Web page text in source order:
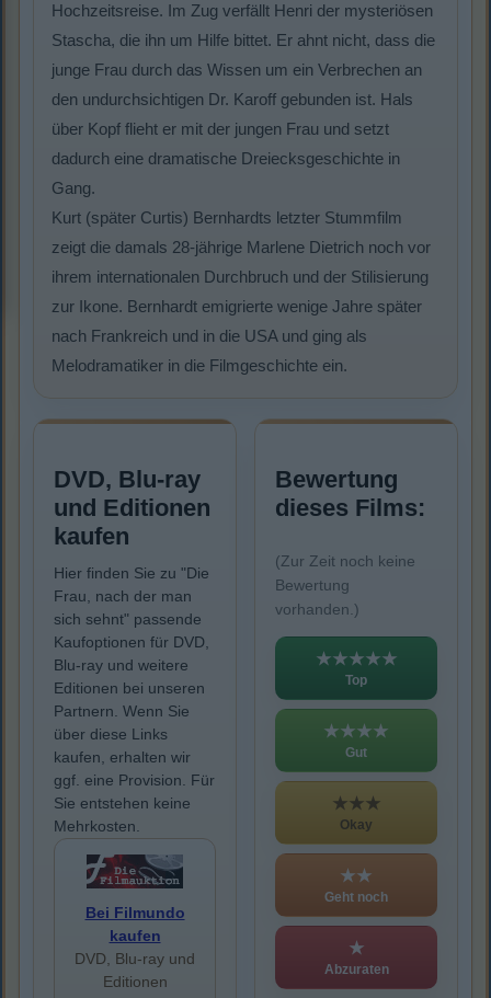
Hochzeitsreise. Im Zug verfällt Henri der mysteriösen
Stascha, die ihn um Hilfe bittet. Er ahnt nicht, dass die
junge Frau durch das Wissen um ein Verbrechen an
den undurchsichtigen Dr. Karoff gebunden ist. Hals
über Kopf flieht er mit der jungen Frau und setzt
dadurch eine dramatische Dreiecksgeschichte in
Gang.
Kurt (später Curtis) Bernhardts letzter Stummfilm
zeigt die damals 28-jährige Marlene Dietrich noch vor
ihrem internationalen Durchbruch und der Stilisierung
zur Ikone. Bernhardt emigrierte wenige Jahre später
nach Frankreich und in die USA und ging als
Melodramatiker in die Filmgeschichte ein.
DVD, Blu-ray
und Editionen
kaufen
Hier finden Sie zu "Die
Frau, nach der man
sich sehnt" passende
Kaufoptionen für DVD,
Blu-ray und weitere
Editionen bei unseren
Partnern. Wenn Sie
über diese Links
kaufen, erhalten wir
ggf. eine Provision. Für
Sie entstehen keine
Mehrkosten.
Bei Filmundo
kaufen
DVD, Blu-ray und
Editionen
Bewertung
dieses Films:
(Zur Zeit noch keine
Bewertung
vorhanden.)
★★★★★
Top
★★★★
Gut
★★★
Okay
★★
Geht noch
★
Abzuraten